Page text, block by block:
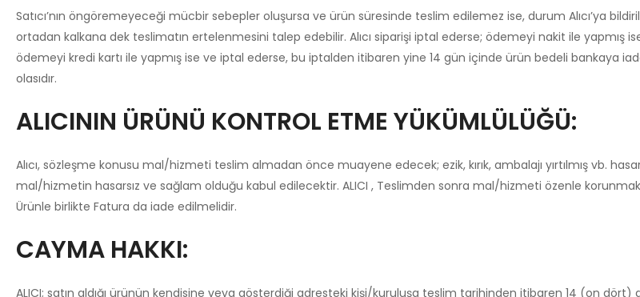
Satıcı’nın öngöremeyeceği mücbir sebepler oluşursa ve ürün süresinde teslim edilemez ise, durum Alıcı’ya
ortadan kalkana dek teslimatın ertelenmesini talep edebilir. Alıcı siparişi iptal ederse; ödemeyi nakit ile yapmış
ödemeyi kredi kartı ile yapmış ise ve iptal ederse, bu iptalden itibaren yine 14 gün içinde ürün bedeli bankaya
olasıdır.
ALICININ ÜRÜNÜ KONTROL ETME YÜKÜMLÜLÜĞÜ:
Alıcı, sözleşme konusu mal/hizmeti teslim almadan önce muayene edecek; ezik, kırık, ambalajı yırtılmış vb.
mal/hizmetin hasarsız ve sağlam olduğu kabul edilecektir. ALICI , Teslimden sonra mal/hizmeti özenle korunmak
Ürünle birlikte Fatura da iade edilmelidir.
CAYMA HAKKI:
ALICI; satın aldığı ürünün kendisine veya gösterdiği adresteki kişi/kuruluşa teslim tarihinden itibaren 14 (on dört)